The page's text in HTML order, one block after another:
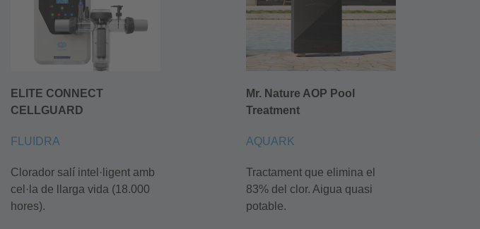
ELITE CONNECT
CELLGUARD
FLUIDRA
Clorador salí intel·ligent amb
cel·la de llarga vida (18.000
hores).
Mr. Nature AOP Pool
Treatment
AQUARK
Tractament que elimina el
83% del clor. Aigua quasi
potable.